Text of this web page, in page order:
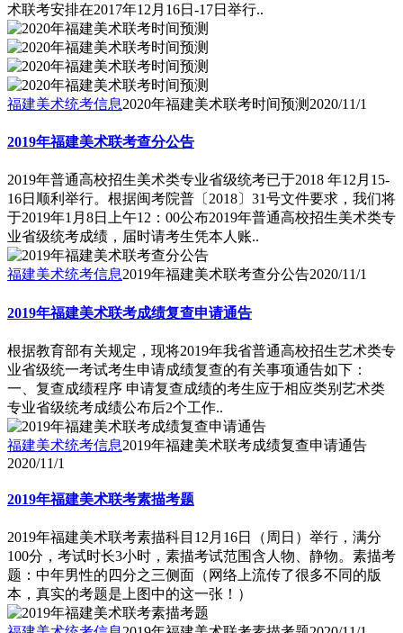
术联考安排在2017年12月16日-17日举行..
福建美术统考信息2020年福建美术联考时间预测 2020/11/1
2019年福建美术联考查分公告
2019年普通高校招生美术类专业省级统考已于2018 年12月15-
16日顺利举行。根据闽考院普〔2018〕31号文件要求，我们将
于2019年1月8日上午12：00公布2019年普通高校招生美术类专
业省级统考成绩，届时请考生凭本人账..
福建美术统考信息2019年福建美术联考查分公告2020/11/1
2019年福建美术联考成绩复查申请通告
根据教育部有关规定，现将2019年我省普通高校招生艺术类专
业省级统一考试考生申请成绩复查的有关事项通告如下：
一、复查成绩程序 申请复查成绩的考生应于相应类别艺术类
专业省级统考成绩公布后2个工作..
福建美术统考信息2019年福建美术联考成绩复查申请通告
2020/11/1
2019年福建美术联考素描考题
2019年福建美术联考素描科目12月16日（周日）举行，满分
100分，考试时长3小时，素描考试范围含人物、静物。素描考
题：中年男性的四分之三侧面（网络上流传了很多不同的版
本，真实的考题是上图中的这一张！）